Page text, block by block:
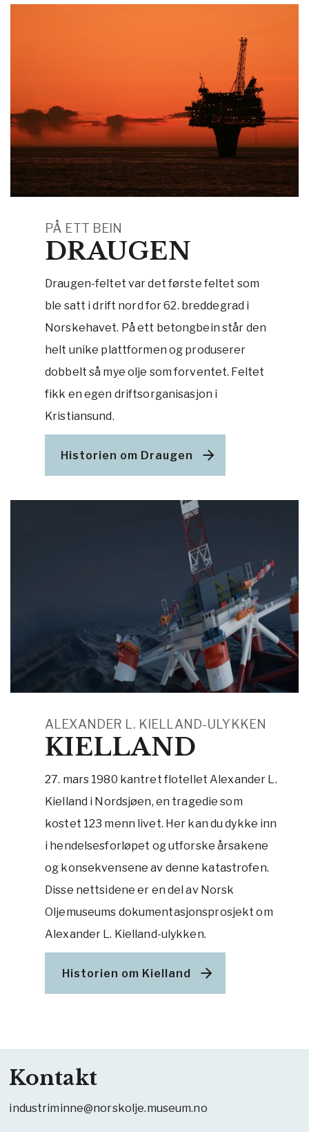
PÅ ETT BEIN
DRAUGEN
Draugen-feltet var det første feltet som
ble satt i drift nord for 62. breddegrad i
Norskehavet. På ett betongbein står den
helt unike plattformen og produserer
dobbelt så mye olje som forventet. Feltet
fikk en egen driftsorganisasjon i
Kristiansund.
Historien om Draugen
ALEXANDER L. KIELLAND-ULYKKEN
KIELLAND
27. mars 1980 kantret flotellet Alexander L.
Kielland i Nordsjøen, en tragedie som
kostet 123 menn livet. Her kan du dykke inn
i hendelsesforløpet og utforske årsakene
og konsekvensene av denne katastrofen.
Disse nettsidene er en del av Norsk
Oljemuseums dokumentasjonsprosjekt om
Alexander L. Kielland-ulykken.
Historien om Kielland
Kontakt
industriminne@norskolje.museum.no